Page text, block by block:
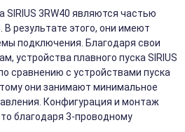
SIRIUS 3RW40 являются частью
В результате этого, они имеют
подключения. Благодаря свои
устройства плавного пуска SIRIUS
сравнению с устройствами пуска
они занимают минимальное
Конфигурация и монтаж
благодаря 3-проводному